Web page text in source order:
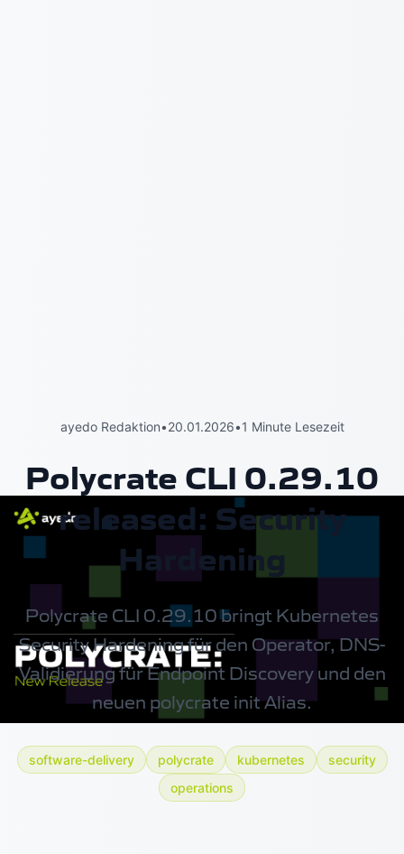
ayedo Redaktion•20.01.2026•1 Minute Lesezeit
Polycrate CLI 0.29.10
released: Security
Hardening
Polycrate CLI 0.29.10 bringt Kubernetes
Security Hardening für den Operator, DNS-
Validierung für Endpoint Discovery und den
neuen polycrate init Alias.
software-delivery polycrate kubernetes
security
operations